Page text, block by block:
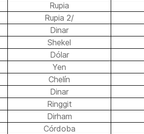
Rupia
Rupia 2/
Dinar
Shekel
Dólar
Yen
Chelín
Dinar
Ringgit
Dirham
Córdoba